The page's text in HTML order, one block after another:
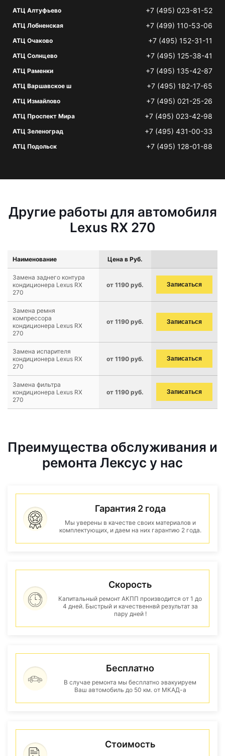
АТЦ Алтуфьево +7 (495) 023-81-52
АТЦ Лобненская +7 (499) 110-53-06
АТЦ Очаково +7 (495) 152-31-11
АТЦ Солнцево +7 (495) 125-38-41
АТЦ Раменки +7 (495) 135-42-87
АТЦ Варшавское ш +7 (495) 182-17-65
АТЦ Измайлово +7 (495) 021-25-26
АТЦ Проспект Мира +7 (495) 023-42-98
АТЦ Зеленоград +7 (495) 431-00-33
АТЦ Подольск +7 (495) 128-01-88
Другие работы для автомобиля
Lexus RX 270
Наименование Цена в Руб.
Замена заднего контура
кондиционера Lexus RX
270
от 1190 руб. Записаться
Замена ремня
компрессора
кондиционера Lexus RX
270
от 1190 руб. Записаться
Замена испарителя
кондиционера Lexus RX
270
от 1190 руб. Записаться
Замена фильтра
кондиционера Lexus RX
270
от 1190 руб. Записаться
Преимущества обслуживания и
ремонта Лексус у нас
Гарантия 2 года
Мы уверены в качестве своих материалов и
комплектующих, и даем на них гарантию 2 года.
Скорость
Капитальный ремонт АКПП производится от 1 до
4 дней. Быстрый и качественнвй результат за
пару дней !
Бесплатно
В случае ремонта мы бесплатно эвакуируем
Ваш автомобиль до 50 км. от МКАД-а
Стоимость